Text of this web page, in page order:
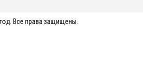
Все права защищены.